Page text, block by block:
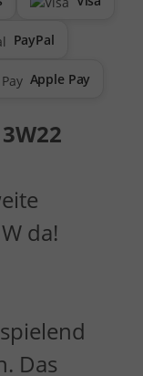
PayPal
Apple Pay
da!
Das